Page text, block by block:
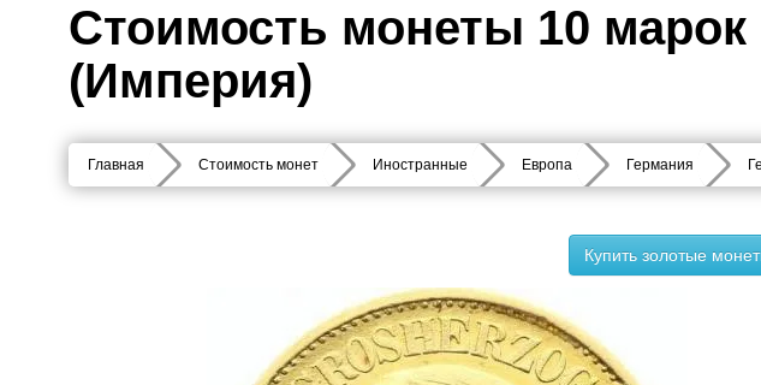
Стоимость монеты 10 марок
(Империя)
Главная Стоимость монет Иностранные Европа Германия
Купить золотые